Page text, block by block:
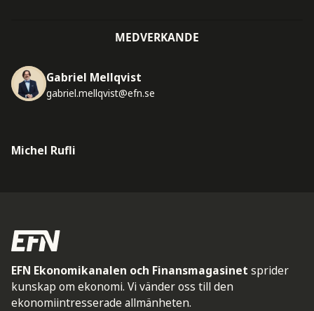
MEDVERKANDE
Gabriel Mellqvist
gabriel.mellqvist@efn.se
Michel Rufli
EFN Ekonomikanalen och Finansmagasinet sprider
kunskap om ekonomi. Vi vänder oss till den
ekonomiintresserade allmänheten.